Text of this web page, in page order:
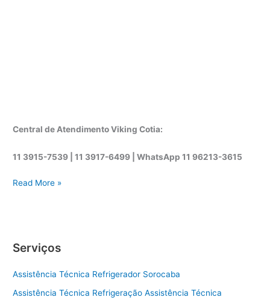
Central de Atendimento Viking Cotia:
11 3915-7539 | 11 3917-6499 |WhatsApp11 96213-3615
A
t
n
c
Read More »
Serviços
Assistência Técnica Refrigerador Sorocaba
Assistência Técnica Refrigeração Assistência Técnica